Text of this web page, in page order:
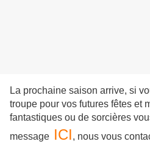
La prochaine saison arrive, si
troupe pour vos futures fêtes et
fantastiques ou de sorcières
message ICI, nous vous